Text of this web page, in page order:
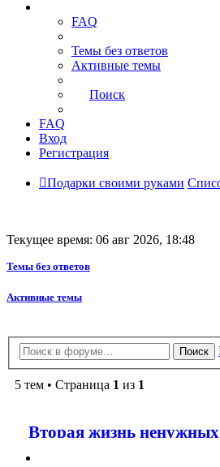
FAQ
Темы без ответов
Активные темы
Поиск
FAQ
Вход
Регистрация
Подарки своими руками
Текущее время: 06 авг 2026, 18:48
Темы без ответов
Активные темы
Поиск
5 тем • Страница 1 из 1
Вторая жизнь